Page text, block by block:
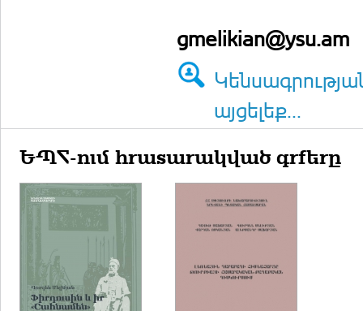
gmelikian@ysu.am
այցելեք...
ԵՊՀ-ում հրատարակված գրքերը